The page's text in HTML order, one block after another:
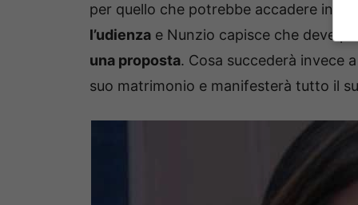
per quello che potrebbe accadere in
l’udienza e Nunzio capisce che deve
una proposta. Cosa succederà invece a
suo matrimonio e manifesterà tutto il